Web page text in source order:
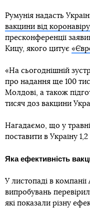
Румунія надасть
вакцини від
пресконференції
Кицу, якого цитує
«На сьогоднішній
про надання ще 100
Молдові, а також
тисяч доз вакцини
Нагадаємо, що у
поставити в Україну
Яка ефективність
У листопаді в
випробувань
які показали різну